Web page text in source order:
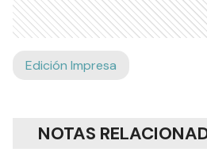
Edición Impresa
NOTAS